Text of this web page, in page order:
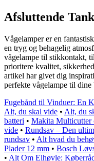
Afsluttende
Vågelamper er en
en tryg og behagelig
vågelampe til stikkontakt,
prioritere kvalitet,
artikel har givet dig
perfekte vågelampe til dine
Fugebånd til Vinduer: En
Alt, du skal vide • Alt, du
batteri • Makita Multicutter
vide • Rundsav – Den
rundsav • Alt hvad du
Plader 12 mm • Bosch
• Alt Om Elhøvle: